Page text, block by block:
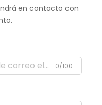
en contacto con
0/100